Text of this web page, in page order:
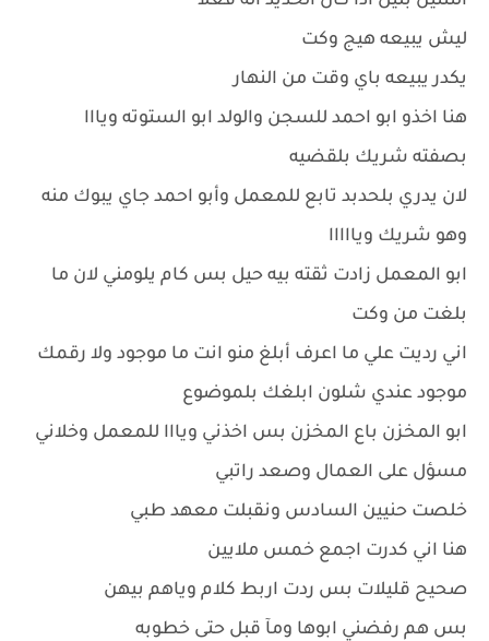
ليش يبيعه هيج وكت
يكدر يبيعه باي وقت من النهار
هنا اخذو ابو احمد للسجن والولد ابو الستوته ويااا
بصفته شريك بلقضيه
لان يدري بلحدبد تابع للمعمل وأبو احمد جاي يبوك منه
وهو شريك ويااااا
ابو المعمل زادت ثقته بيه حيل بس كام يلومني لان ما
بلغت من وكت
اني رديت علي ما اعرف أبلغ منو انت ما موجود ولا رقمك
موجود عندي شلون ابلغك بلموضوع
ابو المخزن باع المخزن بس اخذني ويااا للمعمل وخلاني
مسؤل على العمال وصعد راتبي
خلصت حنيين السادس ونقبلت معهد طبي
هنا اني كدرت اجمع خمس ملايين
صحيح قليلات بس ردت اربط كلام وياهم بيهن
بس هم رفضني ابوها ومآ قبل حتى خطوبه